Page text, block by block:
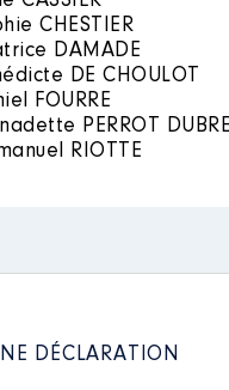
CHESTIER
DAMADE
DE CHOULOT
FOURRE
PERROT
RIOTTE
DÉCLARATION